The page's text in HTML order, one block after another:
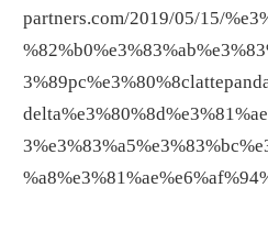
partners.com/2019/05/15/